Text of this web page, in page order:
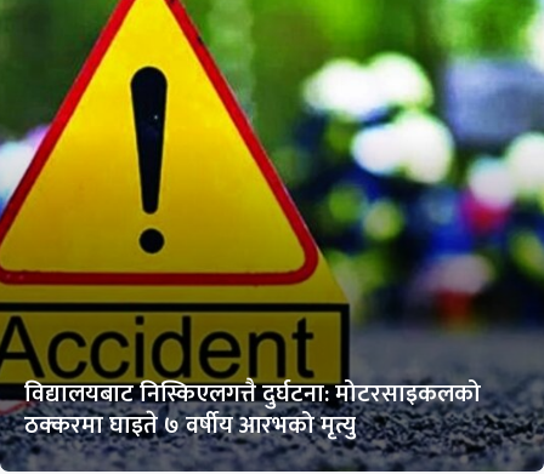
विद्यालयबाट निस्किएलगत्तै दुर्घटना: मोटरसाइकलको
ठक्करमा घाइते ७ वर्षीय आरभको मृत्यु